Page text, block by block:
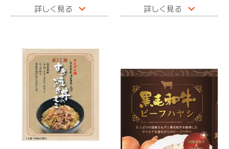
詳しく見る 詳しく見る